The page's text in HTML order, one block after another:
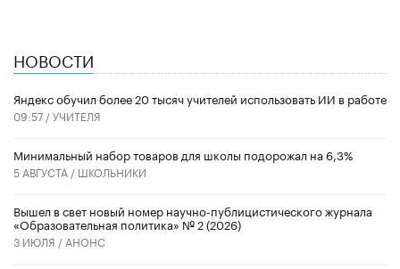
НОВОСТИ
​Яндекс обучил более 20 тысяч учителей использовать ИИ в работе
09:57 /УЧИТЕЛЯ
Минимальный набор товаров для школы подорожал на 6,3%
5 АВГУСТА / ШКОЛЬНИКИ
Вышел в свет новый номер научно-публицистического журнала
«Образовательная политика» № 2 (2026)
3 ИЮЛЯ / АНОНС